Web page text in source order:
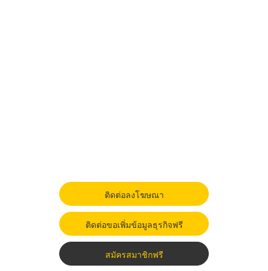
ติดต่อลงโฆษณา
ติดต่อขอเพิ่มข้อมูลธุรกิจฟรี
สมัครสมาชิกฟรี